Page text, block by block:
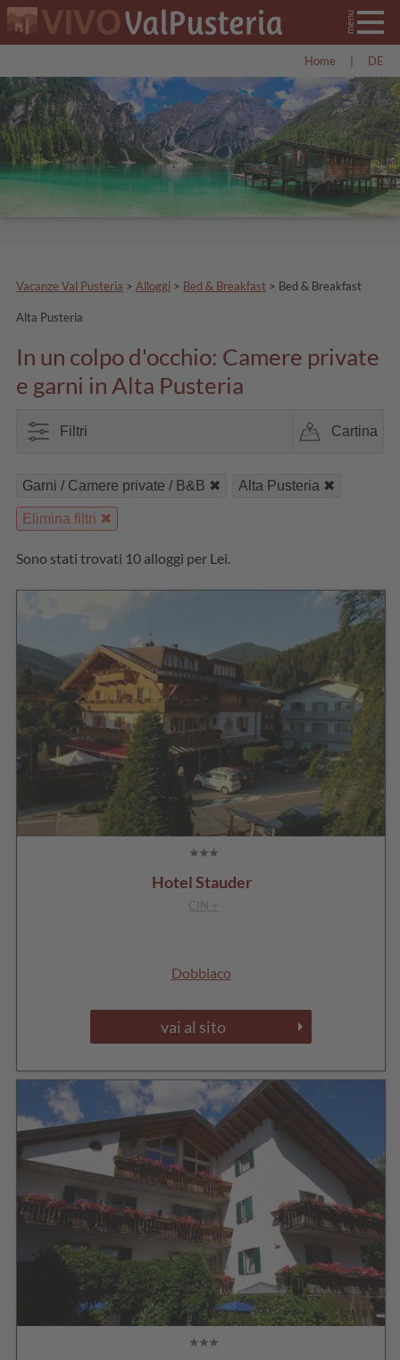
Home DE
Vacanze Val Pusteria > Alloggi > Bed & Breakfast > Bed & Breakfast
Alta Pusteria
In un colpo d'occhio: Camere private
e garni in Alta Pusteria
Filtri Cartina
Garni / Camere private / B&B Alta Pusteria
Elimina filtri
Sono stati trovati 10 alloggi per Lei.
Hotel Stauder
CIN +
Dobbiaco
vai al sito